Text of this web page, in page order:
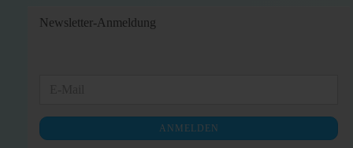
Newsletter-Anmeldung
NEWSLETTER-
ANMELDUNG
ANMELDEN